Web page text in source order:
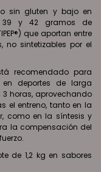
sin gluten y bajo en
39 y 42 gramos de
que aportan entre
no sintetizables por el
recomendado para
en deportes de larga
horas, aprovechando
el entreno, tanto en la
como en la síntesis y
la compensación del
de 1,2 kg en sabores